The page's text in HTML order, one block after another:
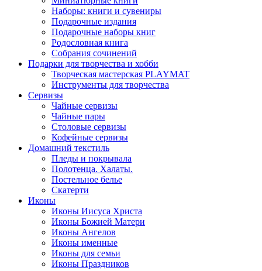
Наборы: книги и сувениры
Подарочные издания
Подарочные наборы книг
Родословная книга
Собрания сочинений
Подарки для творчества и хобби
Творческая мастерская PLAYMAT
Инструменты для творчества
Cервизы
Чайные сервизы
Чайные пары
Столовые сервизы
Кофейные сервизы
Домашний текстиль
Пледы и покрывала
Полотенца. Халаты.
Постельное белье
Скатерти
Иконы
Иконы Иисуса Христа
Иконы Божией Матери
Иконы Ангелов
Иконы именные
Иконы для семьи
Иконы Праздников